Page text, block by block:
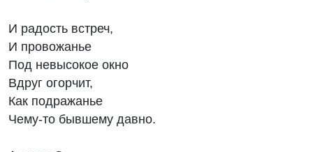
И радость встреч,
И провожанье
Под невысокое окно
Вдруг огорчит,
Как подражанье
Чему-то бывшему давно.